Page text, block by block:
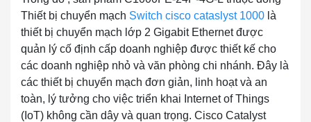
Thiết bị chuyển mạch Switch cisco cataslyst 1000 là
thiết bị chuyển mạch lớp 2 Gigabit Ethernet được
quản lý cố định cấp doanh nghiệp được thiết kế cho
các doanh nghiệp nhỏ và văn phòng chi nhánh. Đây là
các thiết bị chuyển mạch đơn giản, linh hoạt và an
toàn, lý tưởng cho việc triển khai Internet of Things
(IoT) không cần dây và quan trọng. Cisco Catalyst